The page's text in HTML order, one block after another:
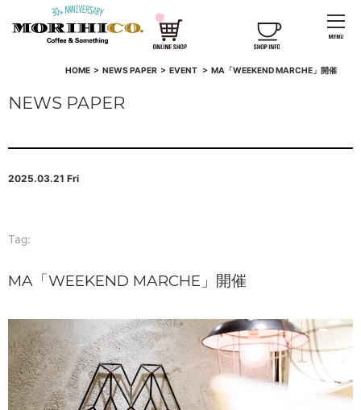
HOME> NEWS PAPER> EVENT > MA「WEEKEND MARCHE」開催
NEWS PAPER
2025.03.21 Fri
Tag:
MA「WEEKEND MARCHE」開催